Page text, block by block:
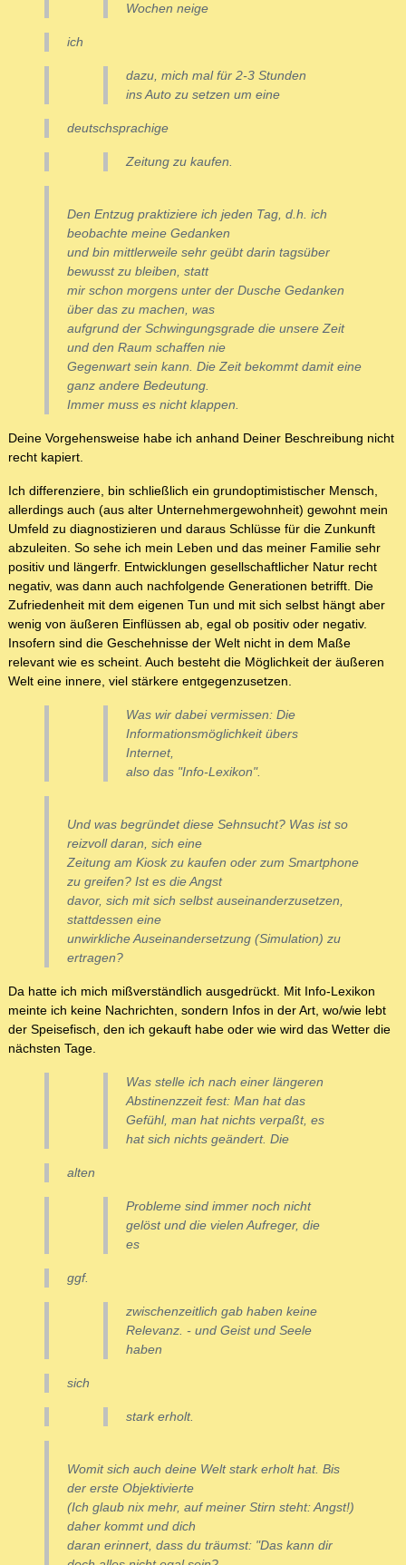
Wochen neige
ich
dazu, mich mal für 2-3 Stunden
ins Auto zu setzen um eine
deutschsprachige
Zeitung zu kaufen.
Den Entzug praktiziere ich jeden Tag, d.h. ich
beobachte meine Gedanken
und bin mittlerweile sehr geübt darin tagsüber
bewusst zu bleiben, statt
mir schon morgens unter der Dusche Gedanken
über das zu machen, was
aufgrund der Schwingungsgrade die unsere Zeit
und den Raum schaffen nie
Gegenwart sein kann. Die Zeit bekommt damit eine
ganz andere Bedeutung.
Immer muss es nicht klappen.
Deine Vorgehensweise habe ich anhand Deiner Beschreibung nicht
recht kapiert.
Ich differenziere, bin schließlich ein grundoptimistischer Mensch,
allerdings auch (aus alter Unternehmergewohnheit) gewohnt mein
Umfeld zu diagnostizieren und daraus Schlüsse für die Zunkunft
abzuleiten. So sehe ich mein Leben und das meiner Familie sehr
positiv und längerfr. Entwicklungen gesellschaftlicher Natur recht
negativ, was dann auch nachfolgende Generationen betrifft. Die
Zufriedenheit mit dem eigenen Tun und mit sich selbst hängt aber
wenig von äußeren Einflüssen ab, egal ob positiv oder negativ.
Insofern sind die Geschehnisse der Welt nicht in dem Maße
relevant wie es scheint. Auch besteht die Möglichkeit der äußeren
Welt eine innere, viel stärkere entgegenzusetzen.
Was wir dabei vermissen: Die
Informationsmöglichkeit übers
Internet,
also das "Info-Lexikon".
Und was begründet diese Sehnsucht? Was ist so
reizvoll daran, sich eine
Zeitung am Kiosk zu kaufen oder zum Smartphone
zu greifen? Ist es die Angst
davor, sich mit sich selbst auseinanderzusetzen,
stattdessen eine
unwirkliche Auseinandersetzung (Simulation) zu
ertragen?
Da hatte ich mich mißverständlich ausgedrückt. Mit Info-Lexikon
meinte ich keine Nachrichten, sondern Infos in der Art, wo/wie lebt
der Speisefisch, den ich gekauft habe oder wie wird das Wetter die
nächsten Tage.
Was stelle ich nach einer längeren
Abstinenzzeit fest: Man hat das
Gefühl, man hat nichts verpaßt, es
hat sich nichts geändert. Die
alten
Probleme sind immer noch nicht
gelöst und die vielen Aufreger, die
es
ggf.
zwischenzeitlich gab haben keine
Relevanz. - und Geist und Seele
haben
sich
stark erholt.
Womit sich auch deine Welt stark erholt hat. Bis
der erste Objektivierte
(Ich glaub nix mehr, auf meiner Stirn steht: Angst!)
daher kommt und dich
daran erinnert, dass du träumst: "Das kann dir